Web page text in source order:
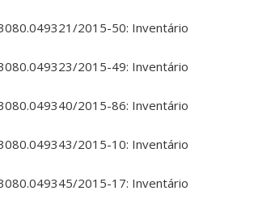
2015-50: Inventário
2015-49: Inventário
2015-86: Inventário
2015-10: Inventário
2015-17: Inventário